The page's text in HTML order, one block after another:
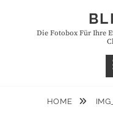
Die Fotobox Für Ihre
HOME